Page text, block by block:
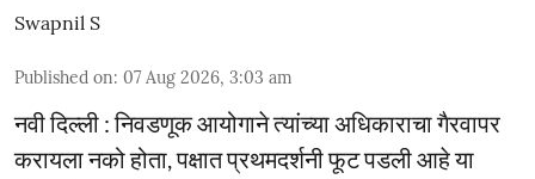
Swapnil S
Published on: 07 Aug 2026, 3:03 am
नवी दिल्ली : निवडणूक आयोगाने त्यांच्या अधिकाराचा गैरवापर
करायला नको होता, पक्षात प्रथमदर्शनी फूट पडली आहे या